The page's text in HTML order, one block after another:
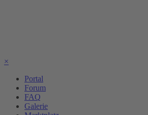
×
Portal
Forum
FAQ
Galerie